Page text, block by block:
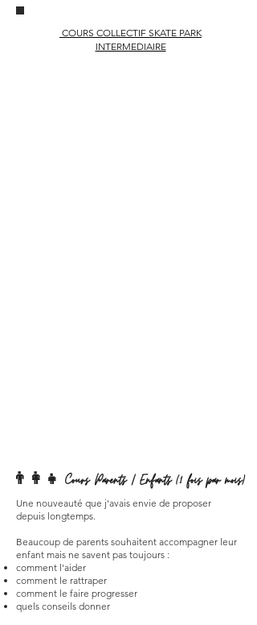
COURS COLLECTIF SKATE PARK
INTERMEDIAIRE
👨‍👩‍👧 Cours Parents / Enfants (1 fois par mois)
Une nouveauté que j'avais envie de proposer
depuis longtemps.
Beaucoup de parents souhaitent accompagner leur
enfant mais ne savent pas toujours :
comment l'aider
comment le rattraper
comment le faire progresser
quels conseils donner